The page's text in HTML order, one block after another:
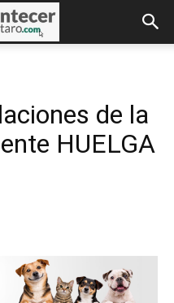
de la
HUELGA